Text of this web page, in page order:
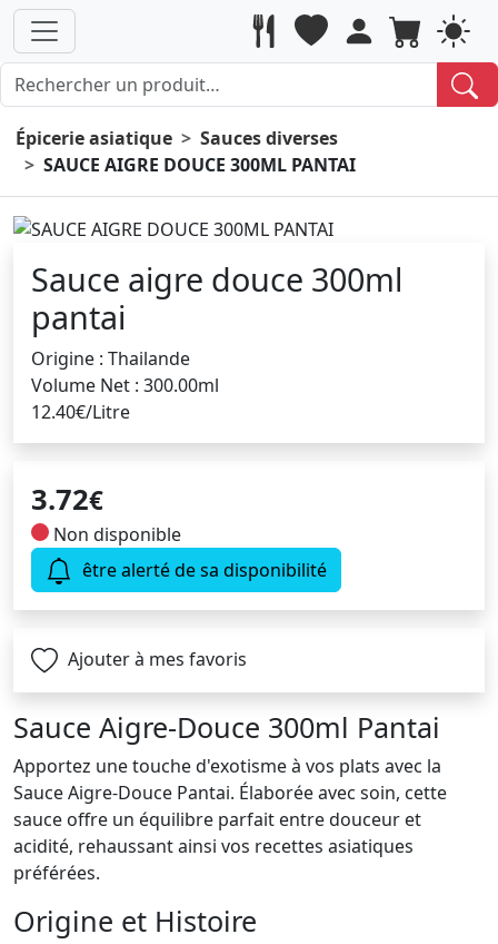
Épicerie asiatique
Sauces diverses
SAUCE AIGRE DOUCE 300ML PANTAI
Sauce aigre douce 300ml
pantai
Origine : Thailande
Volume Net : 300.00ml
12.40€/Litre
3.72€
Non disponible
être alerté de sa disponibilité
Ajouter à mes favoris
Sauce Aigre-Douce 300ml Pantai
Apportez une touche d'exotisme à vos plats avec la
Sauce Aigre-Douce Pantai. Élaborée avec soin, cette
sauce offre un équilibre parfait entre douceur et
acidité, rehaussant ainsi vos recettes asiatiques
préférées.
Origine et Histoire